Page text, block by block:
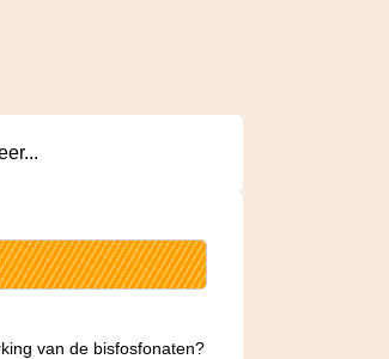
van de bisfosfonaten?